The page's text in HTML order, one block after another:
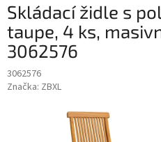
Skládací židle s
taupe, 4 ks,
3062576
3062576
Značka: ZBXL